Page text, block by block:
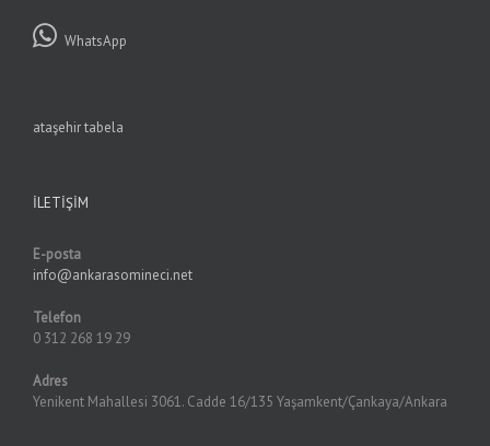
WhatsApp
ataşehir tabela
İLETIŞIM
E-posta
info@ankarasomineci.net
Telefon
0 312 268 19 29
Adres
Yenikent Mahallesi 3061. Cadde 16/135 Yaşamkent/Çankaya/Ankara